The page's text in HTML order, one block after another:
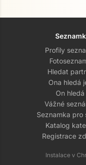
Profily
Hledat
Ona hledá
On hledá
Vážné
Seznamka pro
Katalog
Registrace
Instalace v